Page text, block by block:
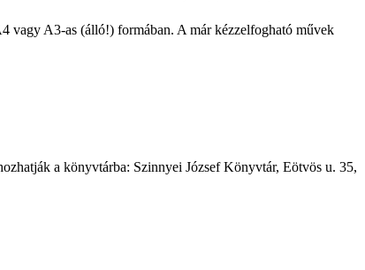
vagy A3-as (álló!) formában. A már kézzelfogható művek
a könyvtárba: Szinnyei József Könyvtár, Eötvös u. 35,